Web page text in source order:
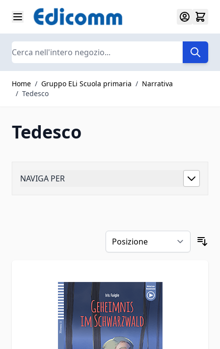
Salta al contenuto
Search
Home / Gruppo ELi Scuola primaria / Narrativa
/ Tedesco
Tedesco
NAVIGA PER